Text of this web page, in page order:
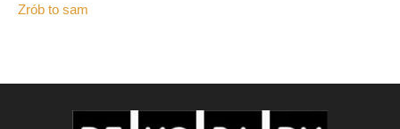
Zrób to sam